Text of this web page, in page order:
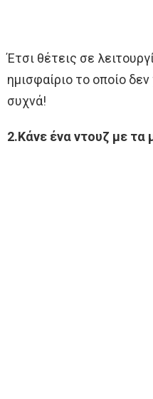
Έτσι θέτεις σε
ημισφαίριο το οποίο
συχνά!
2.Κάνε ένα ντουζ με τα